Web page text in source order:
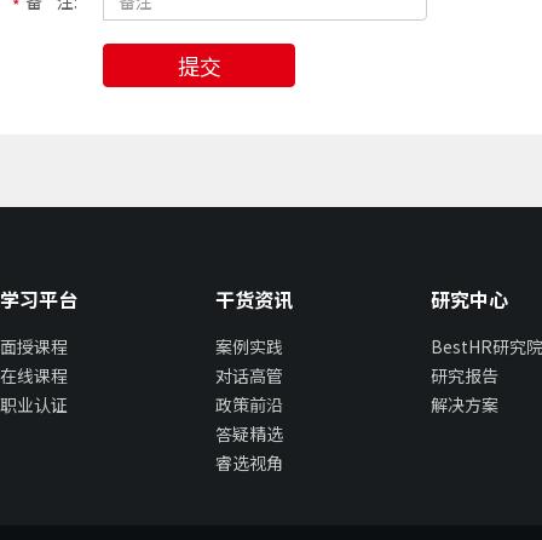
提交
学习平台
面授课程
在线课程
职业认证
干货资讯
案例实践
对话高管
政策前沿
答疑精选
睿选视角
研究中心
BestHR研究院
研究报告
解决方案